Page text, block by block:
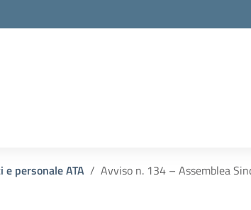
personale ATA Avviso n. 134 – Assemblea